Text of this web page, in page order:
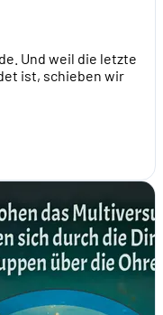
Und weil die letzte
ist, schieben wir